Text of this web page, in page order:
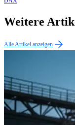
Weitere
Alle Artikel anzeigen